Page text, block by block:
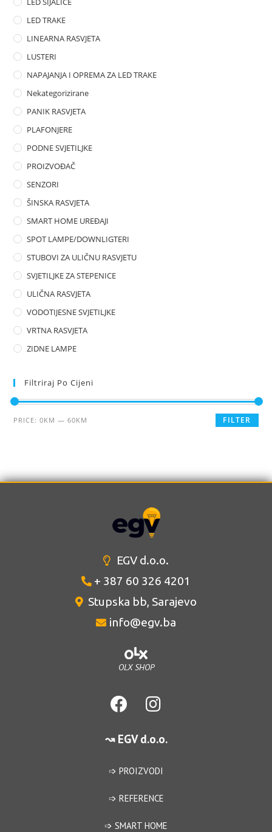
LED TRAKE
LINEARNA RASVJETA
LUSTERI
NAPAJANJA I OPREMA ZA LED TRAKE
Nekategorizirane
PANIK RASVJETA
PLAFONJERE
PODNE SVJETILJKE
PROIZVOĐAČ
SENZORI
ŠINSKA RASVJETA
SMART HOME UREĐAJI
SPOT LAMPE/DOWNLIGTERI
STUBOVI ZA ULIČNU RASVJETU
SVJETILJKE ZA STEPENICE
ULIČNA RASVJETA
VODOTIJESNE SVJETILJKE
VRTNA RASVJETA
ZIDNE LAMPE
Filtriraj Po Cijeni
FILTER
PRICE:0KM —60KM
EGV d.o.o.
+ 387 60 326 4201
Stupska bb, Sarajevo
info@egv.ba
OLX SHOP
↝ EGV d.o.o.
➩ PROIZVODI
➩ REFERENCE
➩ SMART HOME